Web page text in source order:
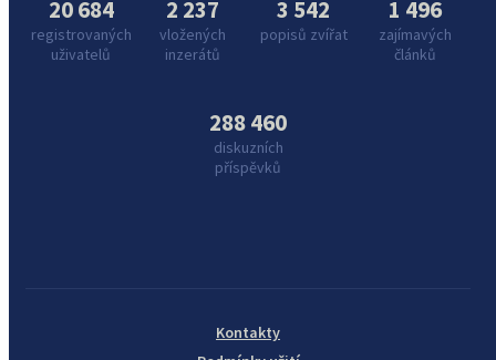
20 684
registrovaných
uživatelů
2 237
vložených
inzerátů
3 542
popisů zvířat
1 496
zajímavých
článků
288 460
diskuzních
příspěvků
Kontakty